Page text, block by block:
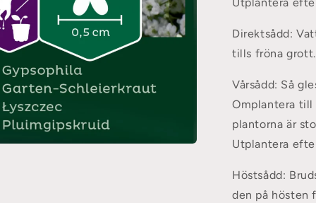
Direktsådd:
tills fröna grott.
Vårsådd: Så
Omplantera till
plantorna är
Utplantera
Höstsådd:
den på hösten